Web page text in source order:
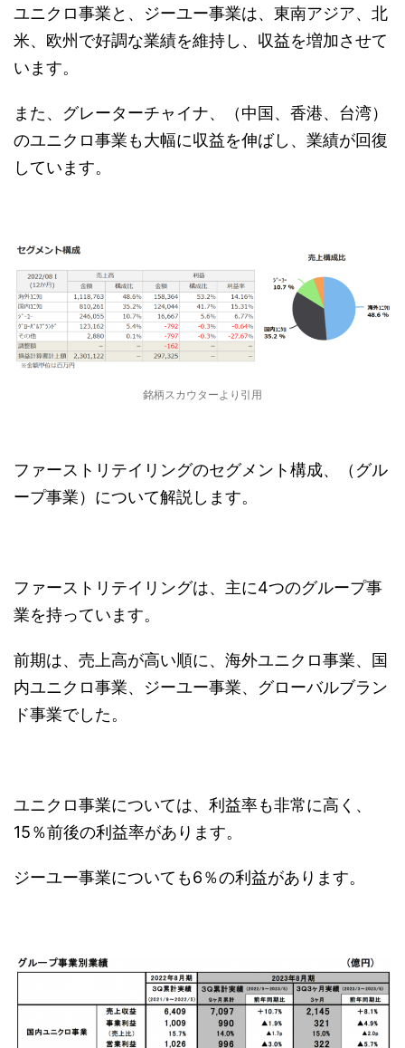
ユニクロ事業と、ジーユー事業は、東南アジア、北
米、欧州で好調な業績を維持し、収益を増加させて
います。
また、グレーターチャイナ、（中国、香港、台湾）
のユニクロ事業も大幅に収益を伸ばし、業績が回復
しています。
銘柄スカウターより引用
ファーストリテイリングのセグメント構成、（グル
ープ事業）について解説します。
ファーストリテイリングは、主に4つのグループ事
業を持っています。
前期は、売上高が高い順に、海外ユニクロ事業、国
内ユニクロ事業、ジーユー事業、グローバルブラン
ド事業でした。
ユニクロ事業については、利益率も非常に高く、
15％前後の利益率があります。
ジーユー事業についても6％の利益があります。